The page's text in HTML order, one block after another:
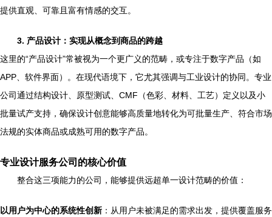
提供直观、可靠且富有情感的交互。
3. 产品设计：实现从概念到商品的跨越
这里的“产品设计”常被视为一个更广义的范畴，或专注于数字产品（如
APP、软件界面）。在现代语境下，它尤其强调与工业设计的协同。专业
公司通过结构设计、原型测试、CMF（色彩、材料、工艺）定义以及小
批量试产支持，确保设计创意能够高质量地转化为可批量生产、符合市场
法规的实体商品或成熟可用的数字产品。
专业设计服务公司的核心价值
整合这三项能力的公司，能够提供远超单一设计范畴的价值：
以用户为中心的系统性创新 ：从用户未被满足的需求出发，提供覆盖服务